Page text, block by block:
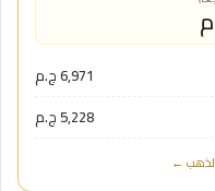
6,971 ج.م
5,228 ج.م
الذهب ←